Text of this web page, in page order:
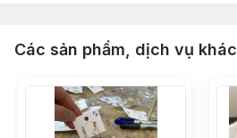
Các sản phẩm, dịch vụ khác